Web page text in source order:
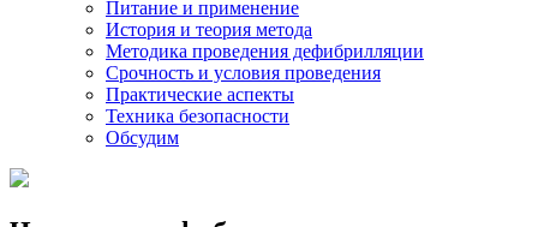
Питание и применение
История и теория метода
Методика проведения дефибрилляции
Срочность и условия проведения
Практические аспекты
Техника безопасности
Обсудим